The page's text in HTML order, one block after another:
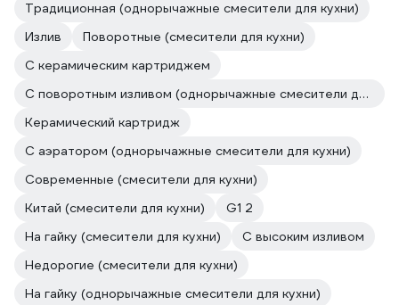
Традиционная (однорычажные смесители для кухни)
Излив
Поворотные (смесители для кухни)
С керамическим картриджем
С поворотным изливом (однорычажные смесители для кухни)
Керамический картридж
С аэратором (однорычажные смесители для кухни)
Современные (смесители для кухни)
Китай (смесители для кухни)
G1 2
На гайку (смесители для кухни)
С высоким изливом
Недорогие (смесители для кухни)
На гайку (однорычажные смесители для кухни)